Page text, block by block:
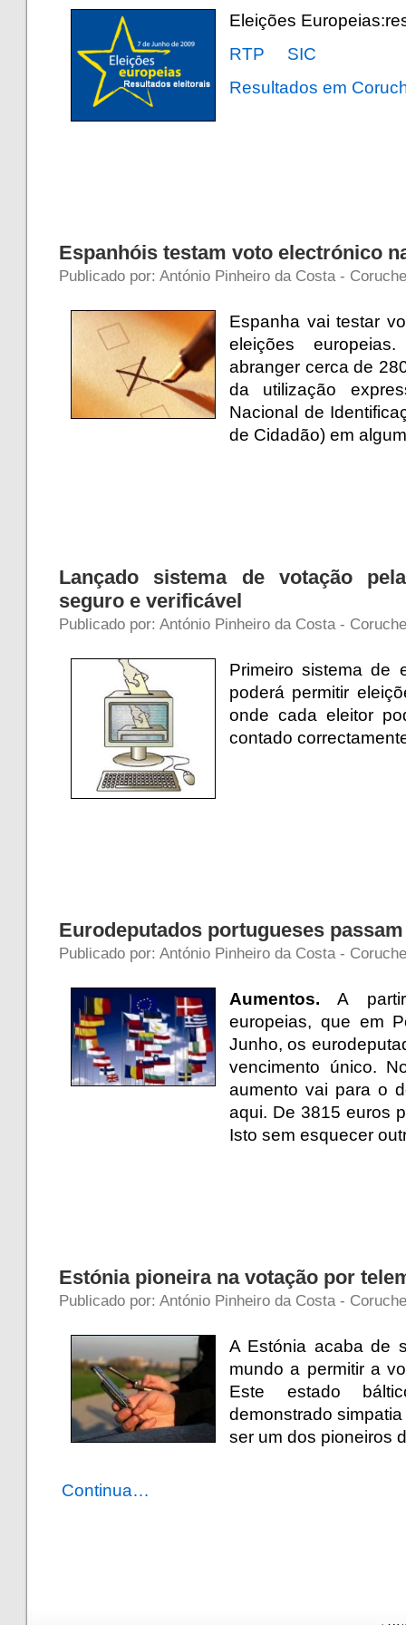
Eleições
RTP
SIC
Resultados em
Espanhóis testam voto electrónico
Publicado por: António Pinheiro da Costa -
Espanha vai testar
eleições
abranger cerca de
da utilização
Nacional de
de Cidadão) em
Lançado sistema de votação
seguro e verificável
Publicado por: António Pinheiro da Costa -
Primeiro sistema de
poderá permitir
onde cada eleitor
contado
Eurodeputados portugueses
Publicado por: António Pinheiro da Costa -
Aumentos. A partir
europeias, que em
Junho, os
vencimento único.
aumento vai para o
aqui. De 3815 euros
Isto sem esquecer
Estónia pioneira na votação por
Publicado por: António Pinheiro da Costa -
A Estónia acaba de
mundo a permitir a
Este estado
demonstrado
ser um dos pioneiros
Continua…